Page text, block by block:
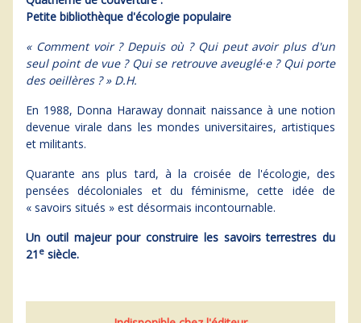
Petite bibliothèque d'écologie populaire
« Comment voir ? Depuis où ? Qui peut avoir plus d'un
seul point de vue ? Qui se retrouve aveuglé·e ? Qui porte
des oeillères ? » D.H.
En 1988, Donna Haraway donnait naissance à une notion
devenue virale dans les mondes universitaires, artistiques
et militants.
Quarante ans plus tard, à la croisée de l'écologie, des
pensées décoloniales et du féminisme, cette idée de
« savoirs situés » est désormais incontournable.
Un outil majeur pour construire les savoirs terrestres du
21 e siècle.